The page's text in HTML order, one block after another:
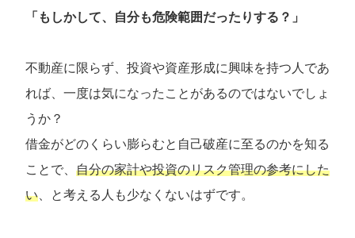
「もしかして、自分も危険範囲だったりする？」
不動産に限らず、投資や資産形成に興味を持つ人であ
れば、一度は気になったことがあるのではないでしょ
うか？
借金がどのくらい膨らむと自己破産に至るのかを知る
ことで、 自分の家計や投資のリスク管理の参考にした
い 、と考える人も少なくないはずです。